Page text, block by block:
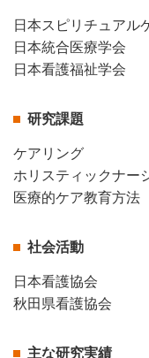
日本スピリチュアル
日本統合医療学会
日本看護福祉学会
研究課題
ケアリング
ホリスティックナー
医療的ケア教育方法
社会活動
日本看護協会
秋田県看護協会
主な研究実績